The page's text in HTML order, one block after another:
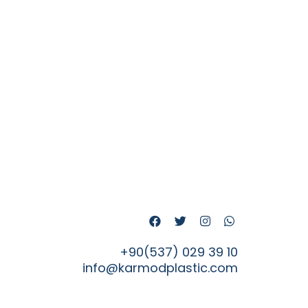
+90(537) 029 39 10
info@karmodplastic.com